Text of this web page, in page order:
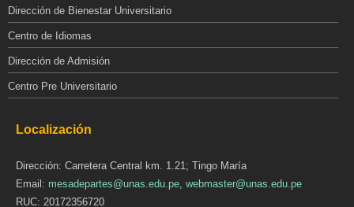
Dirección de Bienestar Universitario
Centro de Idiomas
Dirección de Admisión
Centro Pre Universitario
Localización
Dirección: Carretera Central km. 1.21; Tingo María
Email: mesadepartes@unas.edu.pe, webmaster@unas.edu.pe
RUC: 20172356720